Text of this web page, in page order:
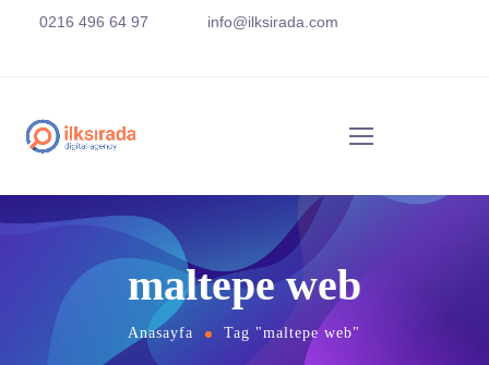
0216 496 64 97 info@ilksirada.com
maltepe web
Anasayfa Tag "maltepe web"